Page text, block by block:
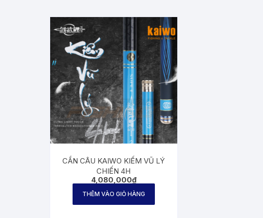
CẦN CÂU KAIWO KIẾM VŨ LÝ
CHIẾN 4H
4,080,000₫
THÊM VÀO GIỎ HÀNG